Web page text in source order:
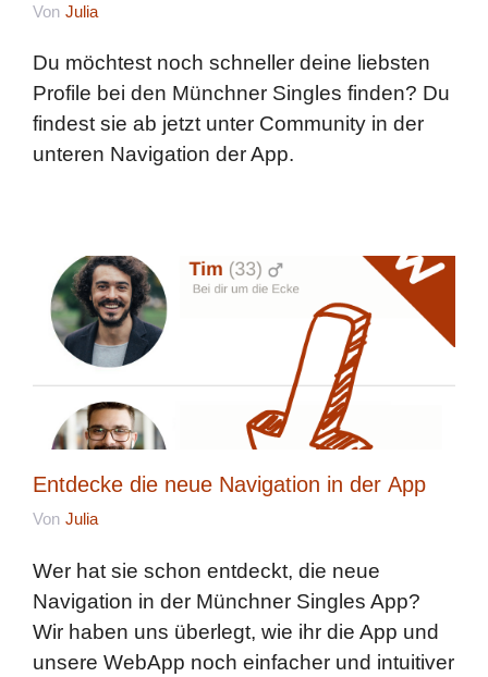
Von Julia
Du möchtest noch schneller deine liebsten
Profile bei den Münchner Singles finden? Du
findest sie ab jetzt unter Community in der
unteren Navigation der App.
Entdecke die neue Navigation in der App
Von Julia
Wer hat sie schon entdeckt, die neue
Navigation in der Münchner Singles App?
Wir haben uns überlegt, wie ihr die App und
unsere WebApp noch einfacher und intuitiver